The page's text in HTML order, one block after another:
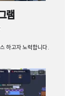
램
하고자 노력합니다.